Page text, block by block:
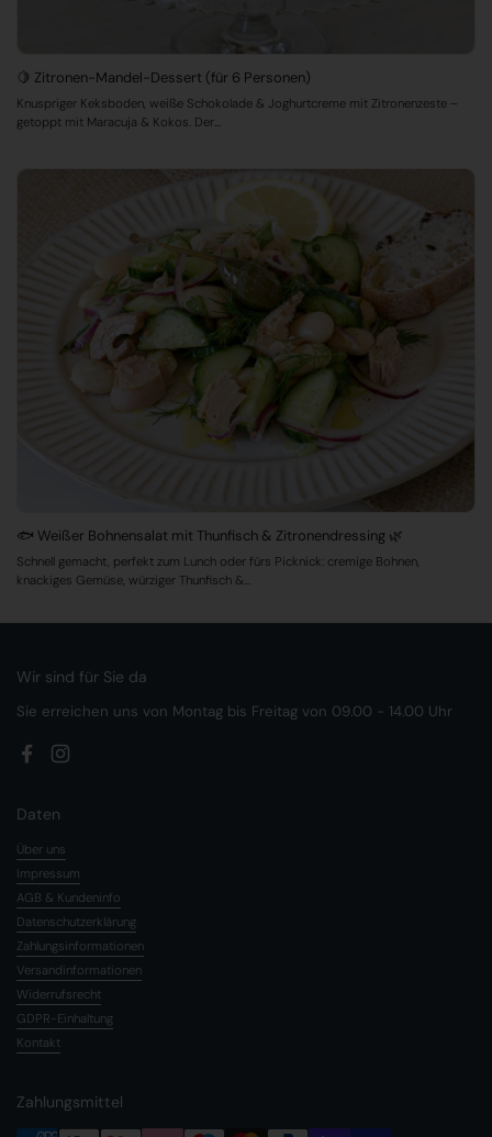
🍋 Zitronen-Mandel-Dessert (für 6 Personen)
Knuspriger Keksboden, weiße Schokolade & Joghurtcreme mit Zitronenzeste –
getoppt mit Maracuja & Kokos. Der...
🐟 Weißer Bohnensalat mit Thunfisch & Zitronendressing 🌿
Schnell gemacht, perfekt zum Lunch oder fürs Picknick: cremige Bohnen,
knackiges Gemüse, würziger Thunfisch &...
Wir sind für Sie da
Sie erreichen uns von Montag bis Freitag von 09.00 - 14.00 Uhr
FacebookInstagram
Daten
Über uns
Impressum
AGB & Kundeninfo
Datenschutzerklärung
Zahlungsinformationen
Versandinformationen
Widerrufsrecht
GDPR-Einhaltung
Kontakt
Zahlungsmittel